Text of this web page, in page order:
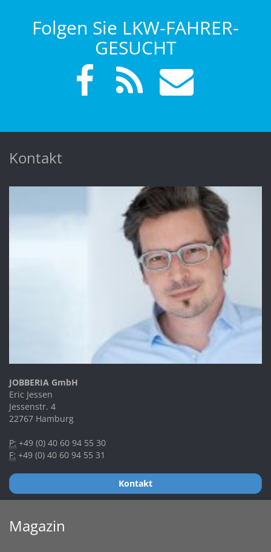
Folgen Sie LKW-FAHRER-
GESUCHT
Kontakt
JOBBERIA GmbH
Eric Jessen
Jessenstr. 4
22767 Hamburg
P: +49 (0) 40 60 94 55 30
F: +49 (0) 40 60 94 55 31
Kontakt
Magazin